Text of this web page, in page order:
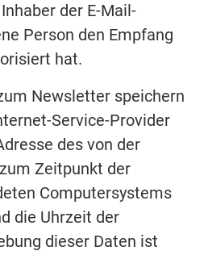
der E-Mail-
Person den Empfang
hat.
Newsletter speichern
Service-Provider
des von der
Zeitpunkt der
Computersystems
die Uhrzeit der
dieser Daten ist